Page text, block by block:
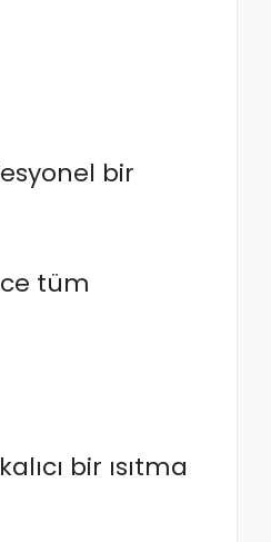
bir
tüm
bir ısıtma